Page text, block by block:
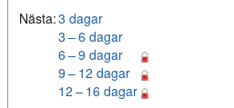
Nästa:3 dagar
3 – 6 dagar
6 – 9 dagar
9 – 12 dagar
12 – 16 dagar